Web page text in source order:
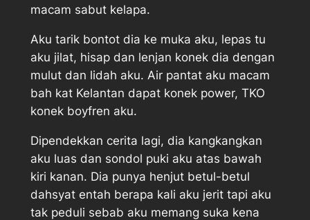
macam sabut kelapa.
Aku tarik bontot dia ke muka aku, lepas tu
aku jilat, hisap dan lenjan konek dia dengan
mulut dan lidah aku. Air pantat aku macam
bah kat Kelantan dapat konek power, TKO
konek boyfren aku.
Dipendekkan cerita lagi, dia kangkangkan
aku luas dan sondol puki aku atas bawah
kiri kanan. Dia punya henjut betul-betul
dahsyat entah berapa kali aku jerit tapi aku
tak peduli sebab aku memang suka kena